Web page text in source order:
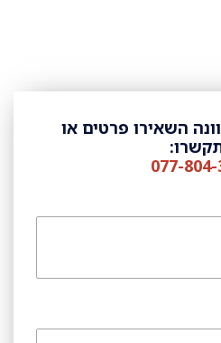
השאירו פרטים או
077-